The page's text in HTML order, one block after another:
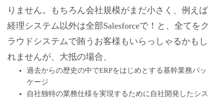
りません。もちろん会社規模がまだ小さく、例えば
経理システム以外は全部Salesforceで！と、全てをク
ラウドシステムで賄うお客様もいらっしゃるかもし
れませんが、大抵の場合、
過去からの歴史の中でERPをはじめとする基幹業務パッ
ケージ
自社独特の業務仕様を実現するために自社開発したシス